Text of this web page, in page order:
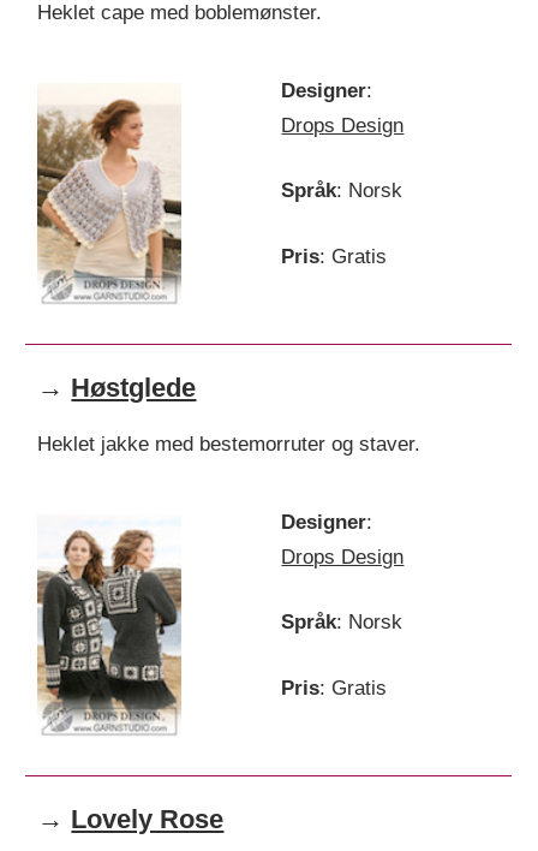
Heklet cape med boblemønster.
Designer:
Drops Design
Språk: Norsk
Pris: Gratis
→ Høstglede
Heklet jakke med bestemorruter og staver.
Designer:
Drops Design
Språk: Norsk
Pris: Gratis
→ Lovely Rose